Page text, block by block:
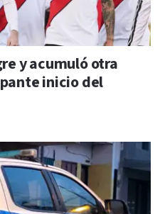
y acumuló otra
inicio del